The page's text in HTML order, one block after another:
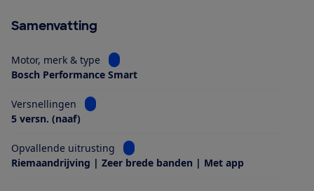
Samenvatting
Motor, merk & type
Bekijk informatie voor Motor, merk & type
Bosch Performance Smart
Versnellingen
Bekijk informatie voor Versnellingen
5 versn. (naaf)
Opvallende uitrusting
Bekijk informatie voor Opvallende
Riemaandrijving | Zeer brede banden | Met app